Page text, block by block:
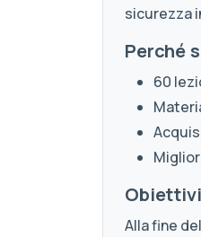
sicurezza
Perché
60
Alla fine